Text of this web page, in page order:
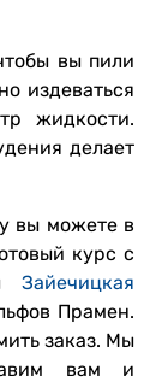
вы пили
издеваться
жидкости.
делает
вы можете в
курс с
Зайечицкая
Прамен.
заказ. Мы
вам и